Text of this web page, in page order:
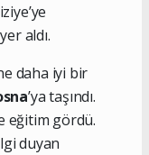
aldı.
daha iyi bir
’ya taşındı.
eğitim gördü.
duyan